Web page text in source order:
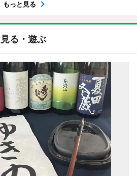
もっと見る
見る・遊ぶ